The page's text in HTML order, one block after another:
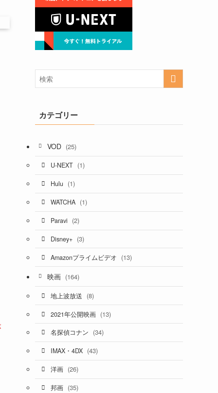
カテゴリー
VOD (25)
U-NEXT (1)
Hulu (1)
WATCHA (1)
Paravi (2)
Disney+ (3)
Amazonプライムビデオ (13)
映画 (164)
地上波放送 (8)
2021年公開映画 (13)
名探偵コナン (34)
IMAX・4DX (43)
洋画 (26)
邦画 (35)